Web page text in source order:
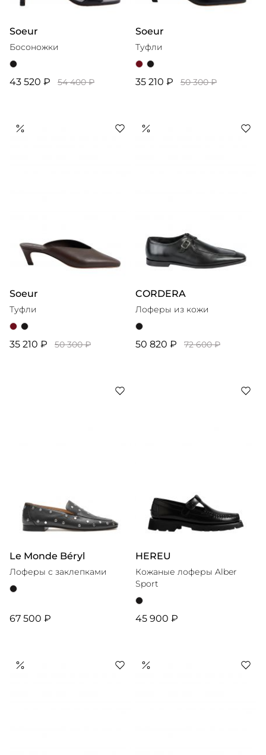
Soeur
Босоножки
43 520 ₽ 54 400 ₽
Soeur
Туфли
35 210 ₽ 50 300 ₽
Soeur
Туфли
35 210 ₽ 50 300 ₽
CORDERA
Лоферы из кожи
50 820 ₽ 72 600 ₽
Le Monde Béryl
Лоферы с заклепками
67 500 ₽
HEREU
Кожаные лоферы Alber
Sport
45 900 ₽